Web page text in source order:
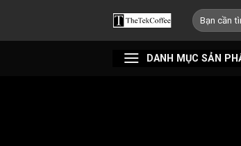
nội
Tìm
kiếm:
DANH MỤC SẢN